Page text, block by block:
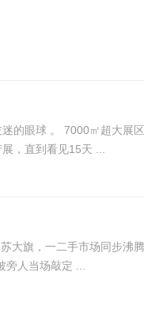
14个沉浸式体
摆明白了。 一开始我以为就是普通房产展，直到看见15天 ...
人当场敲定 ...